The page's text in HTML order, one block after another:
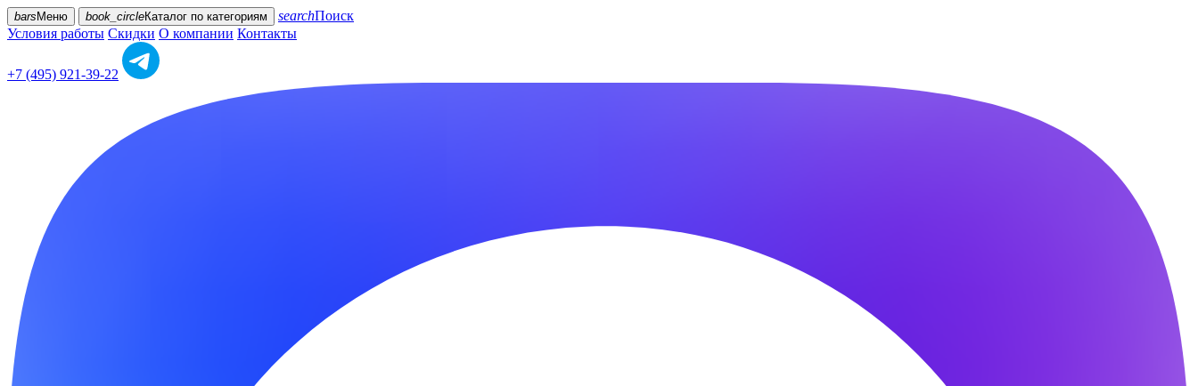
bars Меню book_circleКаталог по категориям searchПоиск
Условия работы Скидки О компании Контакты
+7 (495) 921-39-22